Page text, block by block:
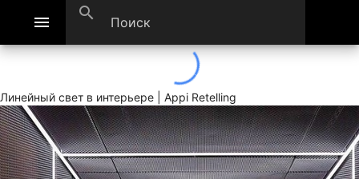
menu search
Линейный свет в интерьере | Appi Retelling